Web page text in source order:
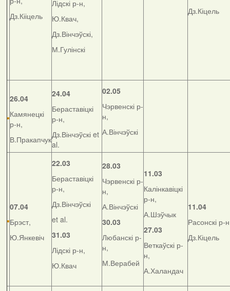
Дз.Кііцель
Лідскі р-н,
Ю.Квач,
Дз.Вінчэўскі,
М.Гулінскі
Дз.Кіцель
26.04
Камянецкі
р-н,
В.Пракапчук
24.04
Бераставіцкі
р-н,
Дз.Вінчэўскі et
al.
02.05
Чэрвенскі р-
н,
А.Вінчэўскі
07.04
Брэст,
Ю.Янкевіч
22.03
Бераставіцкі
р-н,
Дз.Вінчэўскі
et al.
31.03
Лідскі р-н,
Ю.Квач
28.03
Чэрвенскі р-
н,
А.Вінчэўскі
30.03
Любанскі р-
н,
М.Верабей
11.03
Калінкавіцкі
р-н,
А.Шэўчык
27.03
Веткаўскі р-
н,
А.Халандач
11.04
Расонскі р-
Дз.Кіцель